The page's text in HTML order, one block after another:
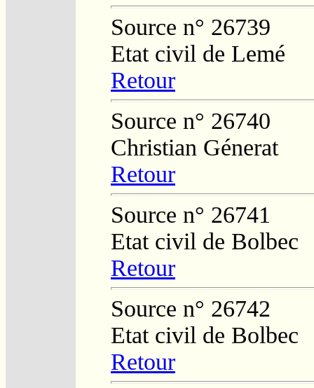
Source n° 26739
Etat civil de Lemé
Retour
Source n° 26740
Christian Génerat
Retour
Source n° 26741
Etat civil de Bolbec
Retour
Source n° 26742
Etat civil de Bolbec
Retour